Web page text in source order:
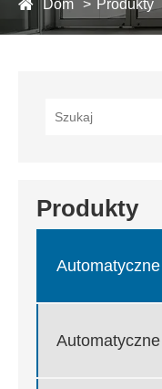
Dom Produkty
Produkty